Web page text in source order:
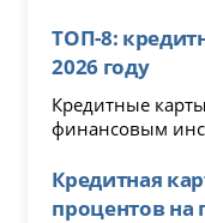
ТОП-8:
2026 году
Кредитные
финансовым
Кредитная
процентов на